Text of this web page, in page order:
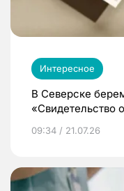
Интересное
В Северске
«Свидетельство
09:34 / 21.07.26